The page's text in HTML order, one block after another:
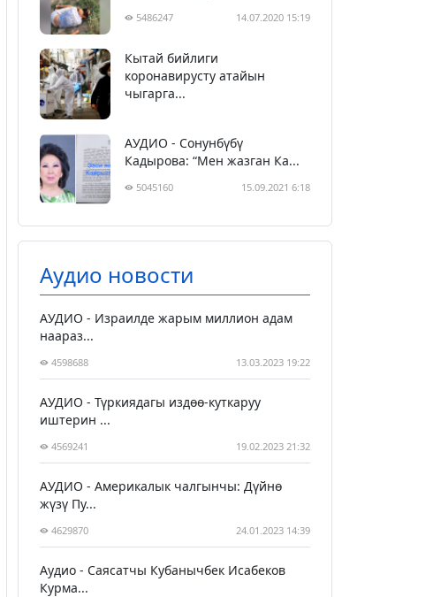
5486247 14.07.2020 15:19
Кытай бийлиги
коронавирусту атайын
чыгарга...
АУДИО - Сонунбүбү
Кадырова: “Мен жазган Ка...
5045160 15.09.2021 6:18
Аудио новости
АУДИО - Израилде жарым миллион адам
наараз...
4598688 13.03.2023 19:22
АУДИО - Түркиядагы издөө-куткаруу
иштерин ...
4569241 19.02.2023 21:32
АУДИО - Америкалык чалгынчы: Дүйнө
жүзү Пу...
4629870 24.01.2023 14:39
Аудио - Саясатчы Кубанычбек Исабеков
Курма...